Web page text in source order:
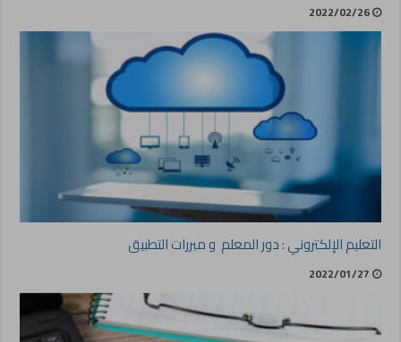
2022/02/26
التعليم الإلكتروني : دور المعلم و مبررات التطبيق
2022/01/27